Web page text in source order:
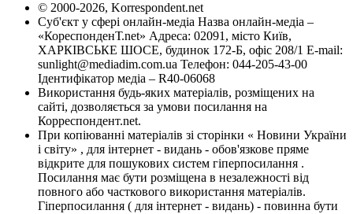
© 2000-2026, Korrespondent.net
Суб'єкт у сфері онлайн-медіа Назва онлайн-медіа –
«КореспонденТ.net» Адреса: 02091, місто Київ,
ХАРКІВСЬКЕ ШОСЕ, будинок 172-Б, офіс 208/1 E-mail:
sunlight@mediadim.com.ua Телефон: 044-205-43-00
Ідентифікатор медіа – R40-06068
Використання будь-яких матеріалів, розміщених на
сайті, дозволяється за умови посилання на
Корреспондент.net.
При копіюванні матеріалів зі сторінки « Новини України
і світу» , для інтернет - видань - обов'язкове пряме
відкрите для пошукових систем гіперпосилання .
Посилання має бути розміщена в незалежності від
повного або часткового використання матеріалів.
Гіперпосилання ( для інтернет - видань) - повинна бути